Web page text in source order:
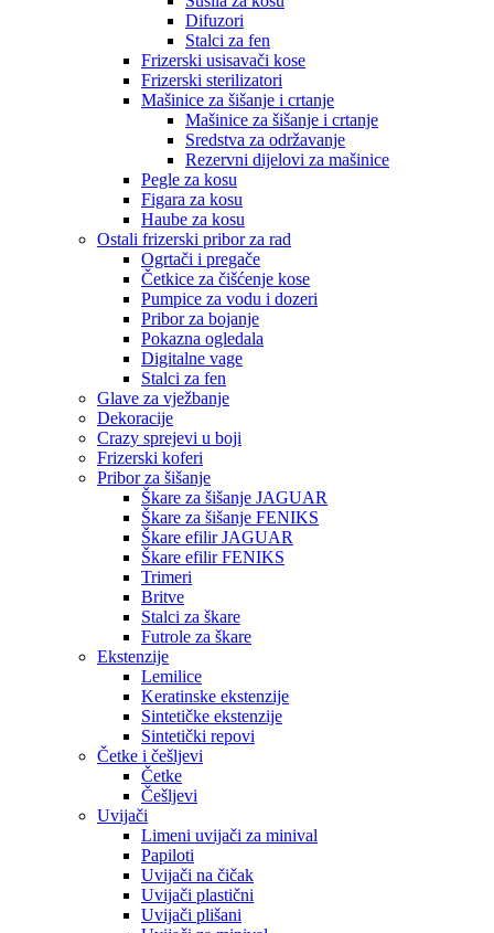
Difuzori
Stalci za fen
Frizerski usisavači kose
Frizerski sterilizatori
Mašinice za šišanje i crtanje
Mašinice za šišanje i crtanje
Sredstva za održavanje
Rezervni dijelovi za mašinice
Pegle za kosu
Figara za kosu
Haube za kosu
Ostali frizerski pribor za rad
Ogrtači i pregače
Četkice za čišćenje kose
Pumpice za vodu i dozeri
Pribor za bojanje
Pokazna ogledala
Digitalne vage
Stalci za fen
Glave za vježbanje
Dekoracije
Crazy sprejevi u boji
Frizerski koferi
Pribor za šišanje
Škare za šišanje JAGUAR
Škare za šišanje FENIKS
Škare efilir JAGUAR
Škare efilir FENIKS
Trimeri
Britve
Stalci za škare
Futrole za škare
Ekstenzije
Lemilice
Keratinske ekstenzije
Sintetičke ekstenzije
Sintetički repovi
Četke i češljevi
Četke
Češljevi
Uvijači
Limeni uvijači za minival
Papiloti
Uvijači na čičak
Uvijači plastični
Uvijači plišani